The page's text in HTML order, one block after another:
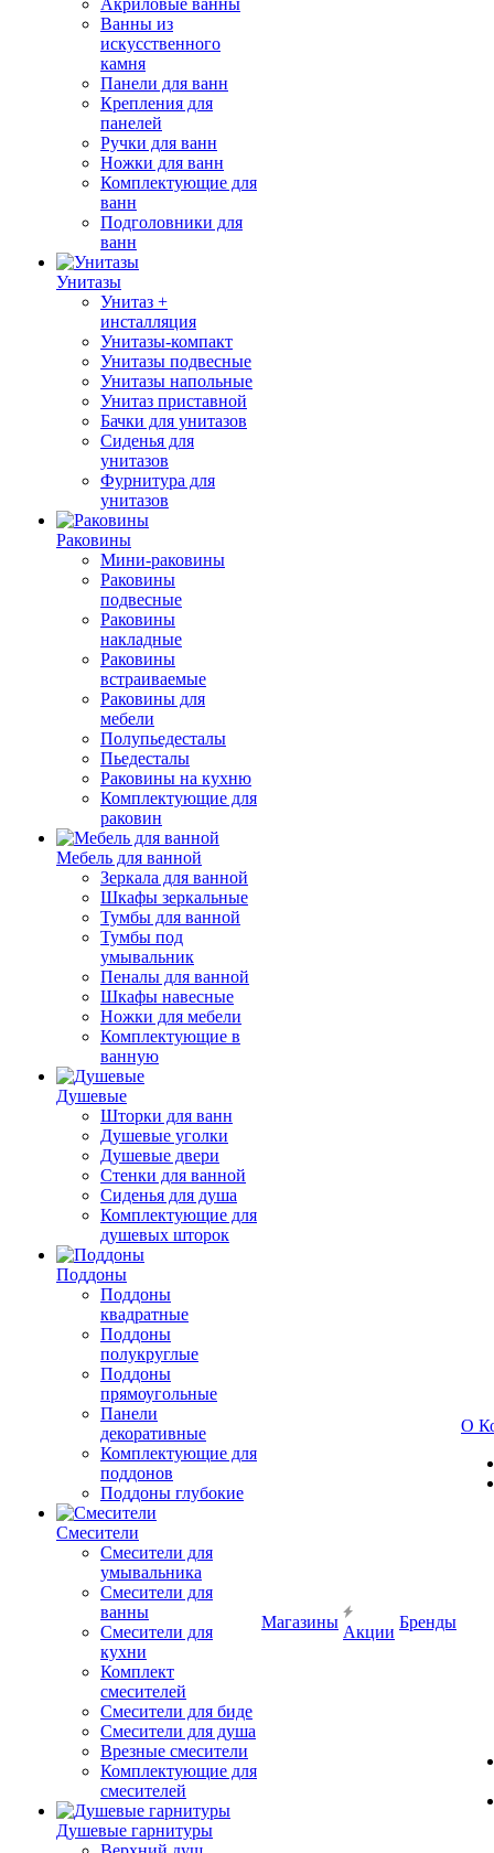
Акриловые ванны
Ванны из
искусственного
камня
Панели для ванн
Крепления для
панелей
Ручки для ванн
Ножки для ванн
Комплектующие для
ванн
Подголовники для
ванн
Унитазы
Унитаз +
инсталляция
Унитазы-компакт
Унитазы подвесные
Унитазы напольные
Унитаз приставной
Бачки для унитазов
Сиденья для
унитазов
Фурнитура для
унитазов
Раковины
Мини-раковины
Раковины
подвесные
Раковины
накладные
Раковины
встраиваемые
Раковины для
мебели
Полупьедесталы
Пьедесталы
Раковины на кухню
Комплектующие для
раковин
Мебель для ванной
Зеркала для ванной
Шкафы зеркальные
Тумбы для ванной
Тумбы под
умывальник
Пеналы для ванной
Шкафы навесные
Ножки для мебели
Комплектующие в
ванную
Душевые
Шторки для ванн
Душевые уголки
Душевые двери
Стенки для ванной
Сиденья для душа
Комплектующие для
душевых шторок
Поддоны
Поддоны
квадратные
Поддоны
полукруглые
Поддоны
прямоугольные
Панели
декоративные
Комплектующие для
поддонов
Поддоны глубокие
Смесители
Смесители для
умывальника
Смесители для
ванны
Смесители для
кухни
Комплект
смесителей
Смесители для биде
Смесители для душа
Врезные смесители
Комплектующие для
смесителей
Душевые гарнитуры
Магазины
Акции
Бренды
О